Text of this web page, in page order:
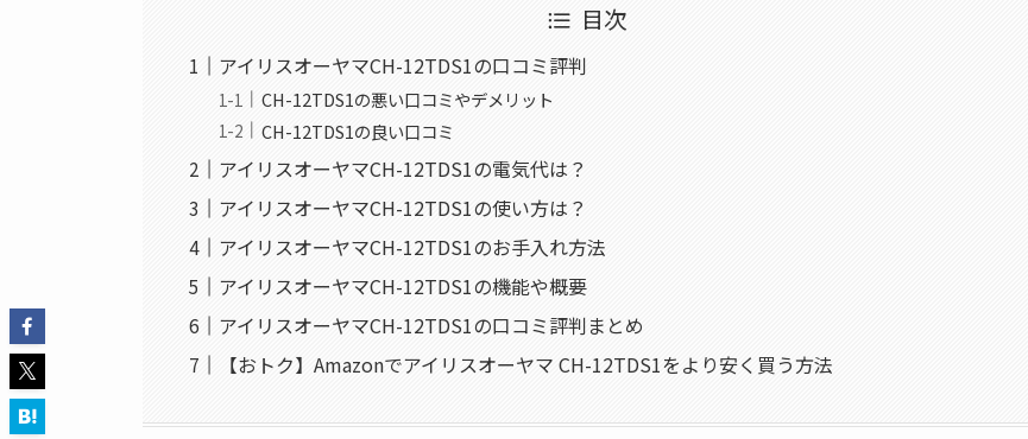
目次
アイリスオーヤマCH-12TDS1の口コミ評判
CH-12TDS1の悪い口コミやデメリット
CH-12TDS1の良い口コミ
アイリスオーヤマCH-12TDS1の電気代は？
アイリスオーヤマCH-12TDS1の使い方は？
アイリスオーヤマCH-12TDS1のお手入れ方法
アイリスオーヤマCH-12TDS1の機能や概要
アイリスオーヤマCH-12TDS1の口コミ評判まとめ
【おトク】Amazonでアイリスオーヤマ CH-12TDS1をより安く買う方法